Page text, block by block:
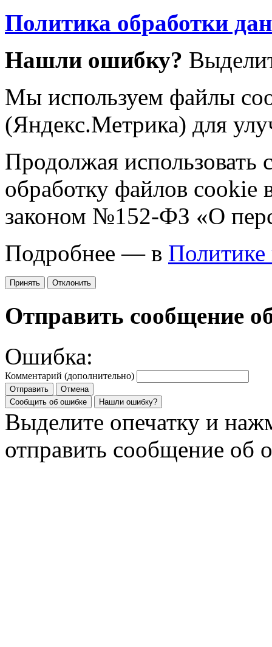
Политика обработки
Нашли ошибку?
Мы используем файлы
(Яндекс.Метрика) для
Продолжая использовать
обработку файлов cookie
законом №152-ФЗ «О
Подробнее — в Политике
Принять Отклонить
Отправить сообщение
Ошибка:
Комментарий (дополнительно)
Отправить
Отмена
Сообщить об ошибке
Нашли ошибку?
Выделите опечатку и
отправить сообщение об